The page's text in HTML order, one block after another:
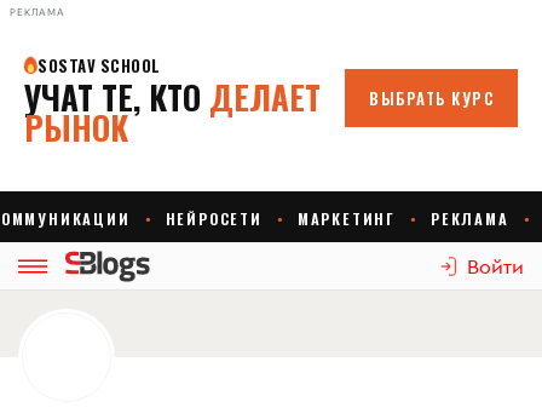
РЕКЛАМА
Войти